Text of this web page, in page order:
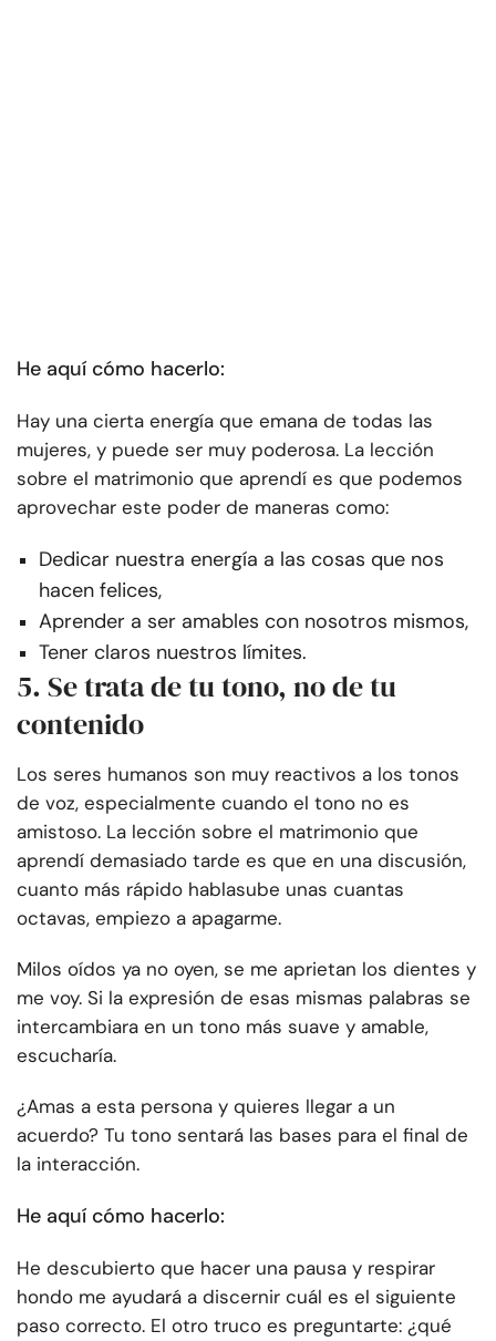
He aquí cómo hacerlo:
Hay una cierta energía que emana de todas las
mujeres, y puede ser muy poderosa. La lección
sobre el matrimonio que aprendí es que podemos
aprovechar este poder de maneras como:
Dedicar nuestra energía a las cosas que nos
hacen felices,
Aprender a ser amables con nosotros mismos,
Tener claros nuestros límites.
5. Se trata de tu tono, no de tu
contenido
Los seres humanos son muy reactivos a los tonos
de voz, especialmente cuando el tono no es
amistoso. La lección sobre el matrimonio que
aprendí demasiado tarde es que en una discusión,
cuanto más rápido hablasube unas cuantas
octavas, empiezo a apagarme.
Milos oídos ya no oyen, se me aprietan los dientes y
me voy. Si la expresión de esas mismas palabras se
intercambiara en un tono más suave y amable,
escucharía.
¿Amas a esta persona y quieres llegar a un
acuerdo? Tu tono sentará las bases para el final de
la interacción.
He aquí cómo hacerlo:
He descubierto que hacer una pausa y respirar
hondo me ayudará a discernir cuál es el siguiente
paso correcto. El otro truco es preguntarte: ¿qué